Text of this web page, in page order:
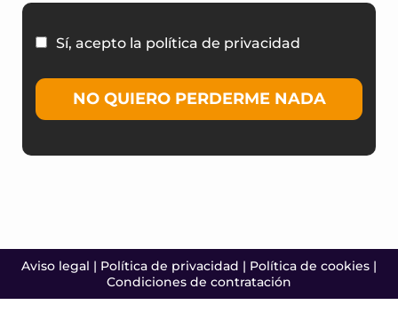
Sí, acepto la política de privacidad
NO QUIERO PERDERME NADA
Aviso legal | Política de privacidad | Política de cookies |
Condiciones de contratación